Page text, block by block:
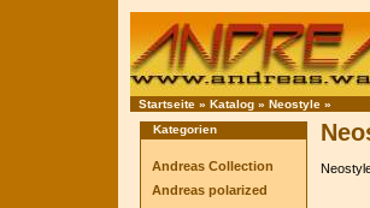
Startseite» Katalog» Neostyle»
Kategorien
Andreas Collection
Andreas polarized